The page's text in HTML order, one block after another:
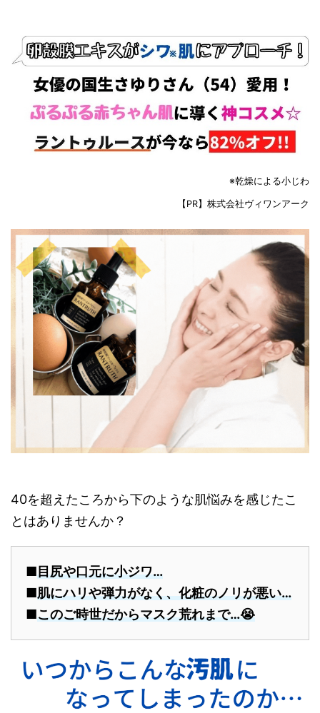
※乾燥による小じわ
【PR】株式会社ヴィワンアーク
40を超えたころから下のような肌悩みを感じたこ
とはありませんか？
■目尻や口元に小ジワ…
■肌にハリや弾力がなく、化粧のノリが悪い…
■このご時世だからマスク荒れまで…😭